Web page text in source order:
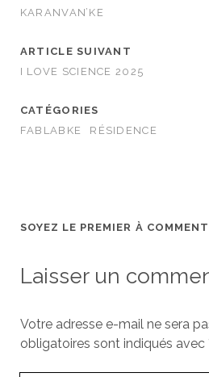
KARANVAN’KE
ARTICLE SUIVANT
I LOVE SCIENCE 2025
CATÉGORIES
FABLABKE
RÉSIDENCE
SOYEZ LE PREMIER À
Laisser un
Votre adresse e-mail ne sera
obligatoires sont indiqués avec